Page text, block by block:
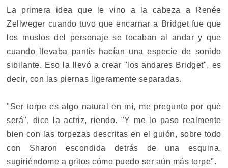
La primera idea que le vino a la cabeza a Renée
Zellweger cuando tuvo que encarnar a Bridget fue que
los muslos del personaje se tocaban al andar y que
cuando llevaba pantis hacían una especie de sonido
sibilante. Eso la llevó a crear "los andares Bridget", es
decir, con las piernas ligeramente separadas.
"Ser torpe es algo natural en mí, me pregunto por qué
será", dice la actriz, riendo. "Y me lo paso realmente
bien con las torpezas descritas en el guión, sobre todo
con Sharon escondida detrás de una esquina,
sugiriéndome a gritos cómo puedo ser aún más torpe".